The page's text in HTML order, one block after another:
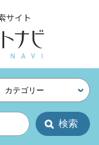
サイト
カテゴリー